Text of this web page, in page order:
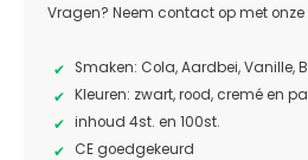
Vragen? Neem contact op met onze
Smaken: Cola, Aardbei, Vanille,
Kleuren: zwart, rood, cremé en
inhoud 4st. en 100st.
CE goedgekeurd